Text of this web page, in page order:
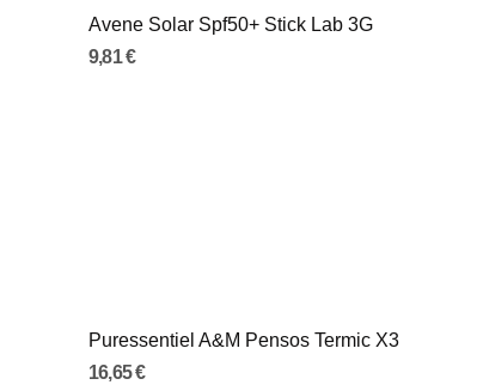
Avene Solar Spf50+ Stick Lab 3G
9,81 €
Puressentiel A&M Pensos Termic X3
16,65 €